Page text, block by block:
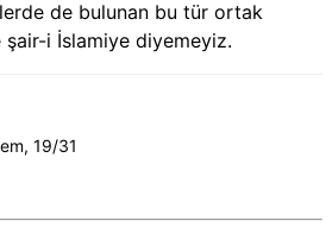
de bulunan bu tür ortak
i İslamiye diyemeyiz.
19/31